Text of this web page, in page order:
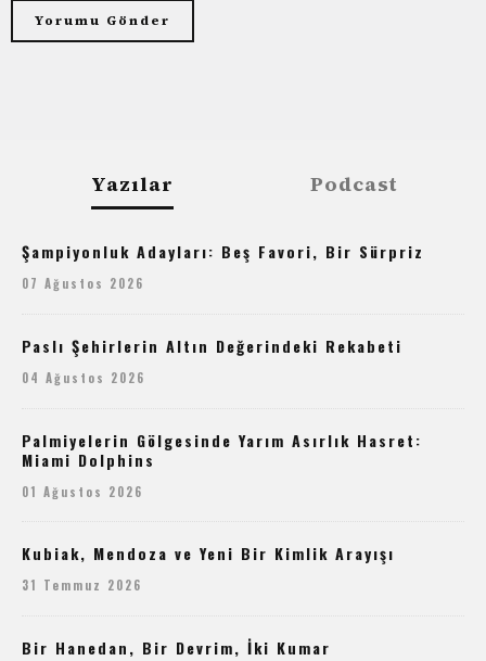
Yazılar Podcast
Şampiyonluk Adayları: Beş Favori, Bir Sürpriz
07 Ağustos 2026
Paslı Şehirlerin Altın Değerindeki Rekabeti
04 Ağustos 2026
Palmiyelerin Gölgesinde Yarım Asırlık Hasret:
Miami Dolphins
01 Ağustos 2026
Kubiak, Mendoza ve Yeni Bir Kimlik Arayışı
31 Temmuz 2026
Bir Hanedan, Bir Devrim, İki Kumar